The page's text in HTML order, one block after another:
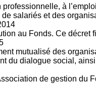
professionnelle, à
salariés et des
au Fonds. Ce
mutualisé des
du dialogue social,
de gestion du